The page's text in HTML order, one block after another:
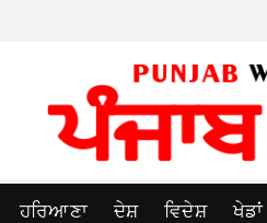
ਹਰਿਆਣਾ ਦੇਸ਼ ਵਿਦੇਸ਼ ਖੇਡਾਂ